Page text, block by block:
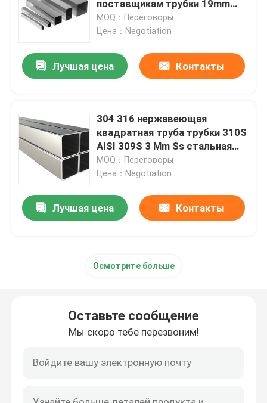
Гальванизированная стальная трубка
Катушка PPGI стальная
поставщикам трубки 19mm
25mm 32mm 201 202
MOQ：Переговоры
Цена：Negotiation
Лучшая цена Контакты
304 316 нержавеющая
квадратная труба трубки 310S
AISI 309S 3 Mm Ss стальная
квадратная
MOQ：Переговоры
Цена：Negotiation
Лучшая цена Контакты
Осмотрите больше
Оставьте сообщение
Мы скоро тебе перезвоним!